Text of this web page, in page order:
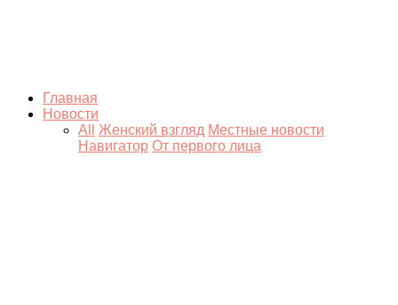
Главная
Новости
All
Женский взгляд Местные новости
Навигатор От первого лица